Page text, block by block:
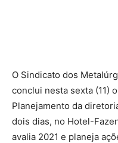
O Sindicato dos
conclui nesta sexta (11)
Planejamento da
dois dias, no Hotel-
avalia 2021 e planeja